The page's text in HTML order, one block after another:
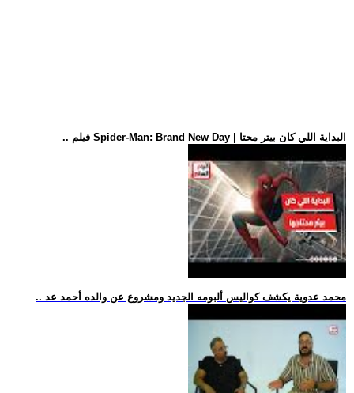
.. فيلم Spider-Man: Brand New Day | البداية اللي كان بيتر محتا
.. محمد عدوية يكشف كواليس ألبومه الجديد ومشروع عن والده أحمد عد